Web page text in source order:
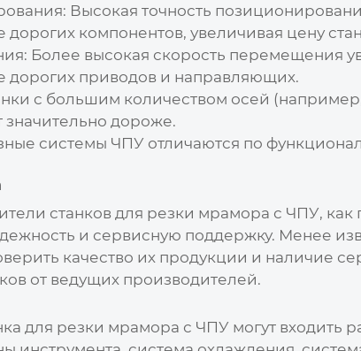
Высокая точность
дорогих компонентов, увеличивая цену
Более высокая скорость перемещения
дорогих приводов и направляющих.
с большим количеством осей
значительно дороже.
системы ЧПУ отличаются по
станков для резки мрамора с ЧПУ,
и сервисную поддержку. Менее
качество их продукции и наличие
от ведущих производителей.
для резки мрамора с ЧПУ могут входить